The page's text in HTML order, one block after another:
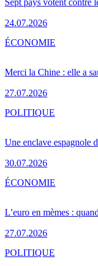
Sept pays votent contre
24.07.2026
Merci la Chine : elle a
27.07.2026
ÉCONOMIE
Une enclave espagnole
30.07.2026
POLITIQUE
L’euro en mèmes :
27.07.2026
ÉCONOMIE
POLITIQUE